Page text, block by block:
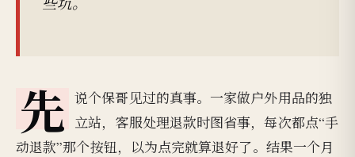
先 说个保哥见过的真事。一家做户外用品的独
立站，客服处理退款时图省事，每次都点“手
动退款”那个按钮，以为点完就算退好了。结果一个月